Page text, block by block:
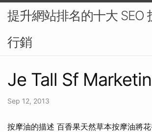
提升網站排名的十大 SEO
行銷
Je Tall Sf
Sep 12, 2013
按摩油的描述 百香果天然草本按摩油將